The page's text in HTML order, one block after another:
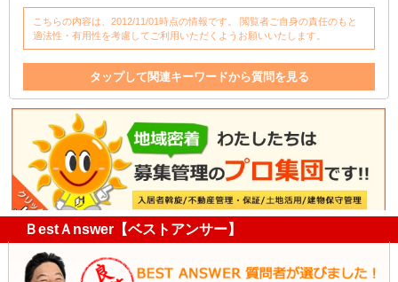
こちらの内容は、2012/11/01時点の情報です。 閲覧者ご自身の責任のもと
適法性・有用性を考慮してご利用いただくようお願いいたします。
タップして関連キーワードから質問を見る
店舗 テナント 大家 不動産 仲介 家
入居
貸主
店子 不動産屋 敷金
ＢestＡnswer【ベストアンサー】